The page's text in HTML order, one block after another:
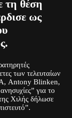
τη θέση
ως
των τελευταίων
Antony Blinken,
για το
Χιλής δήλωσε